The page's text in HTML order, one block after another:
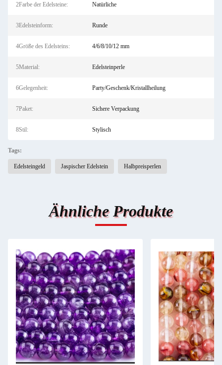
2Farbe der Edelsteine: Natürliche
3Edelsteinform: Runde
4Größe des Edelsteins: 4/6/8/10/12 mm
5Material: Edelsteinperle
6Gelegenheit: Party/Geschenk/Kristallheilung
7Paket: Sichere Verpackung
8Stil: Stylisch
Tags:
Edelsteingeld Jaspischer Edelstein Halbpreisperlen
Ähnliche Produkte